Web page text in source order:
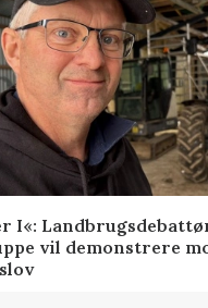
I«:
vil demonstrere